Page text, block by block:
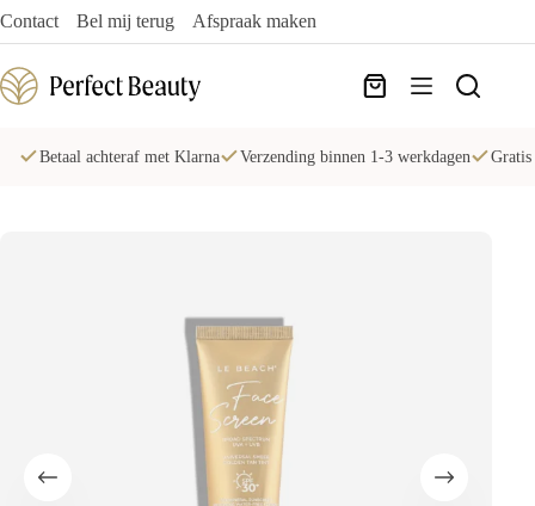
naar
inhoud
Contact Bel mij terug Afspraak maken
Winkelwagen
Betaal achteraf met Klarna Verzending binnen 1-3 werkdagen